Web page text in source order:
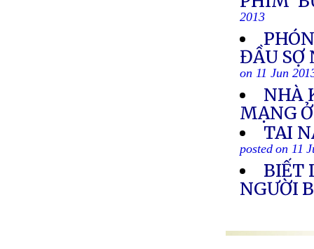
2013
ĐẦU SỢ
on 11 Jun
NHÀ
MẠNG
TAI
posted on 11
BIẾT
NGƯỜI